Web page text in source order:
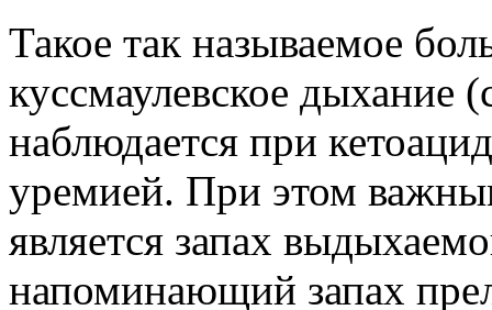
Такое так называемое
куссмаулевское дыхание
наблюдается при
уремией. При этом
является запах
напоминающий запах